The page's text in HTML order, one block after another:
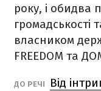
року, і обидва
громадськості
власником
FREEDOM та
ДО РЕЧІ
Від